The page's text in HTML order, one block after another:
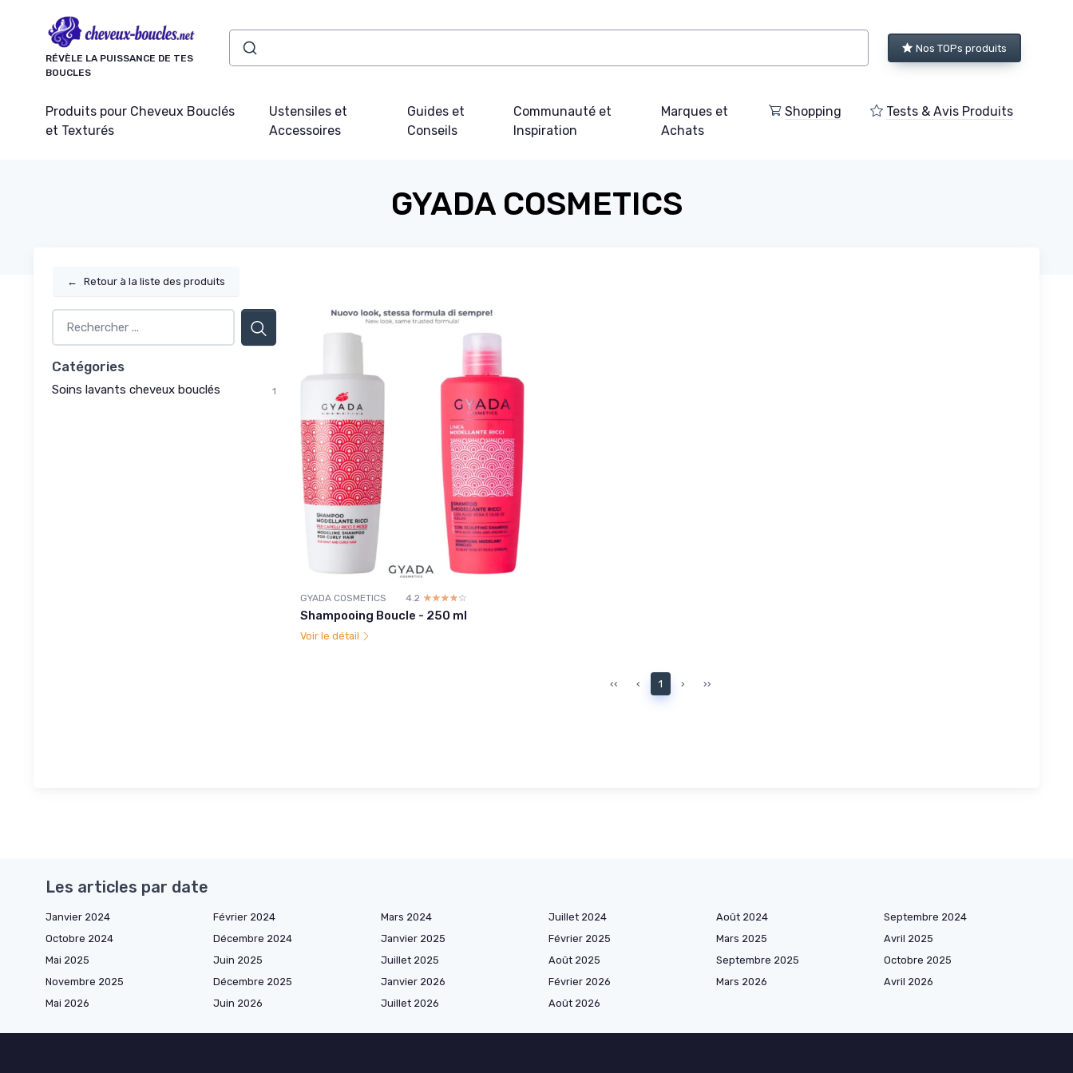
RÉVÈLE LA PUISSANCE DE TES
BOUCLES
Nos TOPs produits
Produits pour Cheveux Bouclés
et Texturés
Ustensiles et
Accessoires
Guides et
Conseils
Communauté et
Inspiration
Marques et
Achats
Shopping Tests & Avis Produits
GYADA COSMETICS
← Retour à la liste des produits
Catégories
Soins lavants cheveux bouclés 1
GYADA COSMETICS 4.2 ☆☆☆☆☆
★★★★★
Shampooing Boucle - 250 ml
Voir le détail
‹‹ ‹ 1 › ››
Les articles par date
Janvier 2024 Février 2024 Mars 2024 Juillet 2024 Août 2024
Septembre 2024
Octobre 2024
Décembre 2024 Janvier 2025 Février 2025 Mars 2025
Avril 2025
Mai 2025
Juin 2025 Juillet 2025 Août 2025 Septembre 2025
Octobre 2025
Novembre 2025
Décembre 2025 Janvier 2026 Février 2026 Mars 2026
Avril 2026
Mai 2026
Juin 2026 Juillet 2026 Août 2026